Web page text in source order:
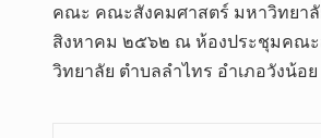
คณะ คณะสังคมศาสตร์ มหาวิทยา
สิงหาคม ๒๕๖๒ ณ ห้องประชุมคณะ
วิทยาลัย ตำบลลำไทร อำเภอวังน้อ